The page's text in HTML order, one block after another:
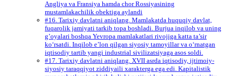
Angliya va Fransiya hamda chor Rossiyasining
mustamlakachilik obektiga aylandi
#16. Tarixiy davlatni aniqlang. Mamlakatda huquqiy davlat,
fuqarolik jamiyati tarkib topa boshladi. Burjua inqilob va uning
g’oyalari boshqa Yevropa mamlakatlari rivojiga katta ta’sir
ko‘rsatdi. Inqilob e’lon qilgan siyosiy tamoyillar va o‘rnatgan
iqtisodiy tartib yangi industrial sivilizatsiyaga asos soldi.
#17. Tarixiy davlatni aniqlang. XVII asrda iqtisodiy, ijtimoiy-
siyosiy taraqqiyot ziddiyaili xarakterga ega edi. Kapitalistik